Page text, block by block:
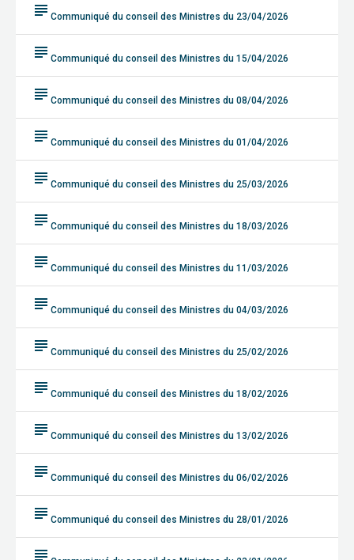
subject Communiqué du conseil des Ministres du 23/04/2026
subject Communiqué du conseil des Ministres du 15/04/2026
subject Communiqué du conseil des Ministres du 08/04/2026
subject Communiqué du conseil des Ministres du 01/04/2026
subject Communiqué du conseil des Ministres du 25/03/2026
subject Communiqué du conseil des Ministres du 18/03/2026
subject Communiqué du conseil des Ministres du 11/03/2026
subject Communiqué du conseil des Ministres du 04/03/2026
subject Communiqué du conseil des Ministres du 25/02/2026
subject Communiqué du conseil des Ministres du 18/02/2026
subject Communiqué du conseil des Ministres du 13/02/2026
subject Communiqué du conseil des Ministres du 06/02/2026
subject Communiqué du conseil des Ministres du 28/01/2026
subject